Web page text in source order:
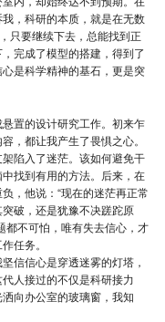
，科研的本质，就是在无数
只要继续下去，总能找到正
完成了模型的搭建，得到了
是科学精神的基石，更是突
置的设计研究工作。初来乍
，都让我产生了畏惧之心。
陷入了迷茫。该如何避免干
找到有用的方法。后来，在
，他说：“现在的迷茫再正常
破，还是犹豫不决蹉跎原
都不可怕，唯有失去信心，才
任务。
信心是穿透迷雾的灯塔，
人接过的不仅是科研接力
向办公室的玻璃窗，我知